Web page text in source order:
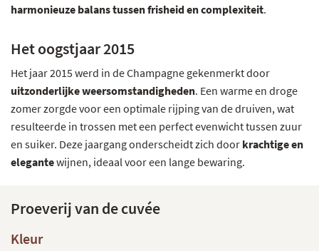
harmonieuze balans tussen frisheid en complexiteit.
Het oogstjaar 2015
Het jaar 2015 werd in de Champagne gekenmerkt door
uitzonderlijke weersomstandigheden. Een warme en droge
zomer zorgde voor een optimale rijping van de druiven, wat
resulteerde in trossen met een perfect evenwicht tussen zuur
en suiker. Deze jaargang onderscheidt zich door krachtige en
elegantewijnen, ideaal voor een lange bewaring.
Proeverij van de cuvée
Kleur